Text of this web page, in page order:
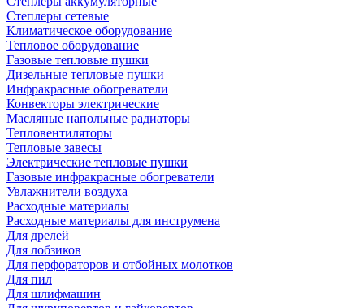
Степлеры сетевые
Климатическое оборудование
Тепловое оборудование
Газовые тепловые пушки
Дизельные тепловые пушки
Инфракрасные обогреватели
Конвекторы электрические
Масляные напольные радиаторы
Тепловентиляторы
Тепловые завесы
Электрические тепловые пушки
Газовые инфракрасные обогреватели
Увлажнители воздуха
Расходные материалы
Расходные материалы для инструмена
Для дрелей
Для лобзиков
Для перфораторов и отбойных молотков
Для пил
Для шлифмашин